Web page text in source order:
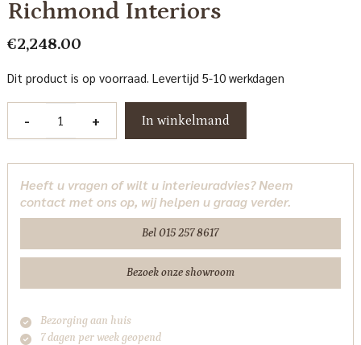
Richmond Interiors
€2,248.00
Dit product is op voorraad. Levertijd 5-10 werkdagen
-
140Ø
Richmond
Interiors
+ In winkelmand
Heeft u vragen of wilt u interieuradvies? Neem
contact met ons op, wij helpen u graag verder.
Bel 015 257 8617
Bezoek onze showroom
Bezorging aan huis
7 dagen per week geopend